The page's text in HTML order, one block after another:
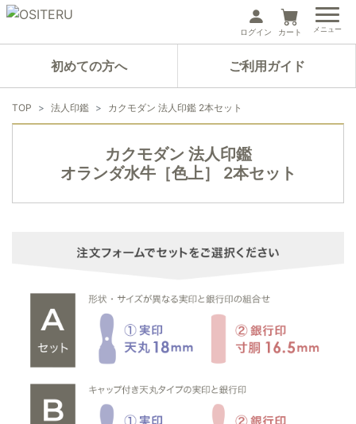
メニュー
カート
ログイン
初めての方へ ご利用ガイド
TOP 法人印鑑 カクモダン 法人印鑑 2本セット
カクモダン 法人印鑑
オランダ水牛［色上］ 2本セット